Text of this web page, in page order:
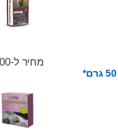
מחיר ל-100 גרם: